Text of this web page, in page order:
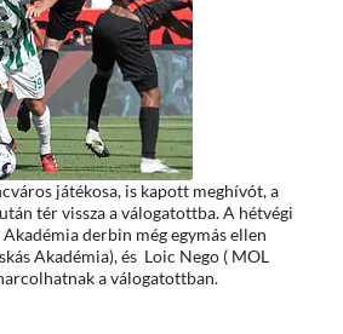
játékosa, is kapott meghívót, a
tér vissza a válogatottba. A hétvégi
derbin még egymás ellen
Akadémia), és Loic Nego ( MOL
a válogatottban.